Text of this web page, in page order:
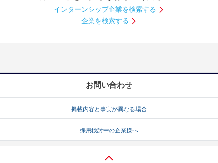
【4年生】
説明会を探す
インターンを探す
就活ノウハウ・サポート
就活支援
就活ノウハウが満載！ お役立ち記事・相談室など
適職診断 就活チャンネル
インターンシップ企業を検索する
企業を検索する
お問い合わせ
掲載内容と事実が異なる場合
採用検討中の企業様へ